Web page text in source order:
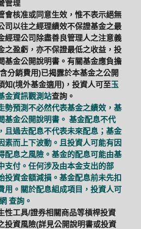
管理
會核准或同意生效，惟不表示絕無
司以往之經理績效不保證基金之最
經理公司除盡善良管理人之注意義
之盈虧，亦不保證最低之收益，投
基金公開說明書。有關基金應負擔
分銷費用)已揭露於本基金之公開
知(境外基金適用)，投資人可至玉
金資訊觀測站查詢。
勢預測不必然代表基金之績效，基
基金公開說明書。 基金配息不代
且過去配息不代表未來配息；基金
素而上下波動。且投資人可能有因
配息之風險。基金的配息可能由基
支付。任何涉及由本金支出的部
投資金額減損。基金配息前未先扣
用。關於配息組成項目，投資人可
查詢。
性工具/證券相關商品等槓桿投資
投資風險(詳見公開說明書或投資